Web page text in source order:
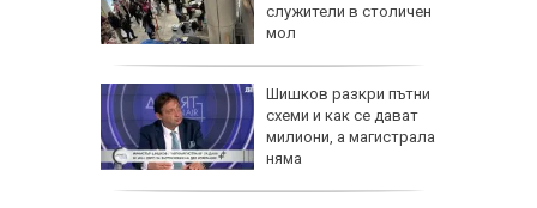
служители в столичен
мол
Шишков разкри пътни
схеми и как се дават
милиони, а магистрала
няма